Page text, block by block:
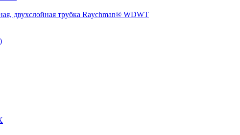
двухслойная трубка Raychman® WDWT